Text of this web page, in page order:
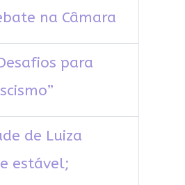
na Câmara
para
de Luiza
estável;